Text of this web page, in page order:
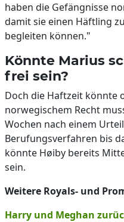
haben die Gefängnisse
damit sie einen Häftling
begleiten können."
Könnte Marius
frei sein?
Doch die Haftzeit könnte
norwegischem Recht
Wochen nach einem
Berufungsverfahren bis
könnte Høiby bereits
sein.
Weitere Royals- und
Harry und Meghan